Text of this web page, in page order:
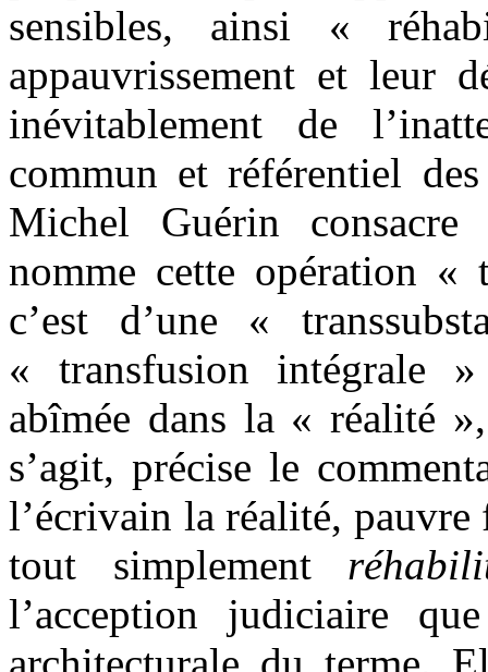
sensibles, ainsi «
appauvrissement et leur
inévitablement de
commun et référentiel
Michel Guérin
nomme cette opération
c’est d’une «
« transfusion intégrale
abîmée dans la « réalité
s’agit, précise le
l’écrivain la réalité, pauvre
tout simplement
l’acception judiciaire
architecturale du terme.